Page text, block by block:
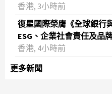
香港, 3小時前
復星國際榮膺《全球銀行
ESG、企業社會責任及品
香港, 4小時前
更多新聞